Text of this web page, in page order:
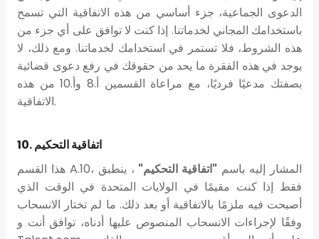
الدعوى الجماعية، جزء أساسي من هذه الاتفاقية التي تسمح
باستخدامك المجاني لخدماتنا. إذا كنت لا توافق على أي جزء من
هذه الشروط، فلا تستمر في استخدامك لخدماتنا. ومع ذلك، لا
يوجد في هذه الفقرة ما يحد من حقوقك في رفع دعوى قضائية
بصفتك مدعيًا فرديًا، مع مراعاة القسمين أ.8 وأ.10 من هذه
الاتفاقية.
10. اتفاقية التحكيم
هذا القسم A.10، المشار إليه باسم "اتفاقية التحكيم" ، ينطبق
فقط إذا كنت مقيمًا في الولايات المتحدة في الوقت الذي
أصبحت فيه ملزمًا بالاتفاقية أو بعد ذلك. ما لم تختار الانسحاب
وفقًا لإجراءات الانسحاب المنصوص عليها أدناه، توافق أنت و